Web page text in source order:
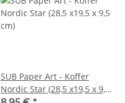
SUB Paper Art - Koffer
Nordic Star (28,5 x19,5 x 9,5